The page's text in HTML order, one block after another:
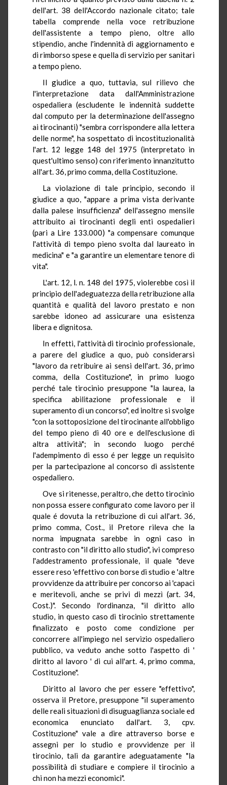
dell'art. 38 dell'Accordo nazionale citato; tale
tabella comprende nella voce retribuzione
dell'assistente a tempo pieno, oltre allo
stipendio, anche l'indennità di aggiornamento e
di rimborso spese e quella di servizio per sanitari
a tempo pieno.
Il giudice a quo, tuttavia, sul rilievo che
l'interpretazione data dall'Amministrazione
ospedaliera (escludente le indennità suddette
dal computo per la determinazione dell'assegno
ai tirocinanti) "sembra corrispondere alla lettera
delle norme", ha sospettato di incostituzionalità
l'art. 12 legge 148 del 1975 (interpretato in
quest'ultimo senso) con riferimento innanzitutto
all'art. 36, primo comma, della Costituzione.
La violazione di tale principio, secondo il
giudice a quo, "appare a prima vista derivante
dalla palese insufficienza" dell'assegno mensile
attribuito ai tirocinanti degli enti ospedalieri
(pari a Lire 133.000) "a compensare comunque
l'attività di tempo pieno svolta dal laureato in
medicina" e "a garantire un elementare tenore di
vita".
L'art. 12, l. n. 148 del 1975, violerebbe così il
principio dell'adeguatezza della retribuzione alla
quantità e qualità del lavoro prestato e non
sarebbe idoneo ad assicurare una esistenza
libera e dignitosa.
In effetti, l'attività di tirocinio professionale,
a parere del giudice a quo, può considerarsi
"lavoro da retribuire ai sensi dell'art. 36, primo
comma, della Costituzione", in primo luogo
perché tale tirocinio presuppone "la laurea, la
specifica abilitazione professionale e il
superamento di un concorso", ed inoltre si svolge
"con la sottoposizione del tirocinante all'obbligo
del tempo pieno di 40 ore e dell'esclusione di
altra attività"; in secondo luogo perché
l'adempimento di esso é per legge un requisito
per la partecipazione al concorso di assistente
ospedaliero.
Ove si ritenesse, peraltro, che detto tirocinio
non possa essere configurato come lavoro per il
quale é dovuta la retribuzione di cui all'art. 36,
primo comma, Cost., il Pretore rileva che la
norma impugnata sarebbe in ogni caso in
contrasto con "il diritto allo studio", ivi compreso
l'addestramento professionale, il quale "deve
essere reso 'effettivo con borse di studio e 'altre
provvidenze da attribuire per concorso ai 'capaci
e meritevoli, anche se privi di mezzì (art. 34,
Cost.)". Secondo l'ordinanza, "il diritto allo
studio, in questo caso di tirocinio strettamente
finalizzato e posto come condizione per
concorrere all'impiego nel servizio ospedaliero
pubblico, va veduto anche sotto l'aspetto di '
diritto al lavoro ' di cui all'art. 4, primo comma,
Costituzione".
Diritto al lavoro che per essere "effettivo",
osserva il Pretore, presuppone "il superamento
delle reali situazioni di disuguaglianza sociale ed
economica enunciato dall'art. 3, cpv.
Costituzione" vale a dire attraverso borse e
assegni per lo studio e provvidenze per il
tirocinio, tali da garantire adeguatamente "la
possibilità di studiare e compiere il tirocinio a
chi non ha mezzi economici".